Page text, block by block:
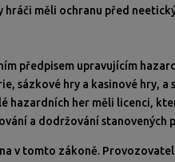
měli ochranu před
předpisem upravujícím
sázkové hry a kasinové hry, a
hazardních her měli licenci,
a dodržování stanovených
v tomto zákoně.